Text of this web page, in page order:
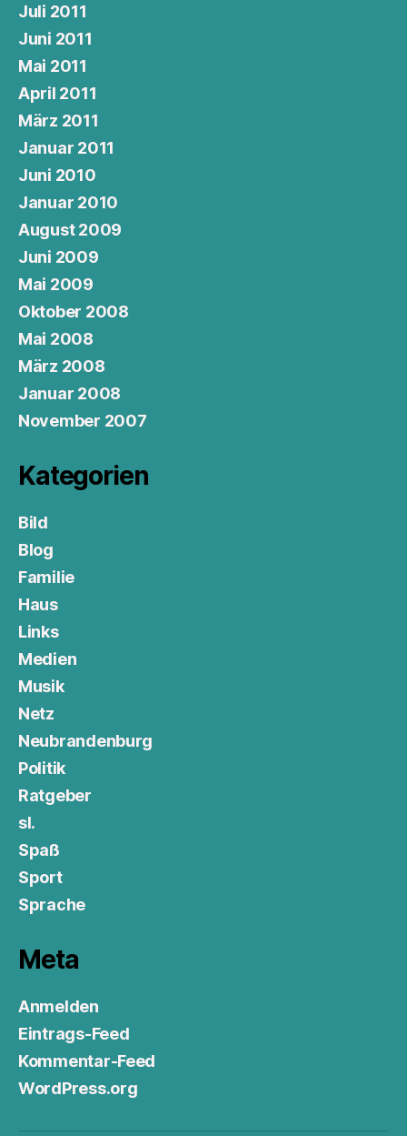
Juli 2011
Juni 2011
Mai 2011
April 2011
März 2011
Januar 2011
Juni 2010
Januar 2010
August 2009
Juni 2009
Mai 2009
Oktober 2008
Mai 2008
März 2008
Januar 2008
November 2007
Kategorien
Bild
Blog
Familie
Haus
Links
Medien
Musik
Netz
Neubrandenburg
Politik
Ratgeber
sl.
Spaß
Sport
Sprache
Meta
Anmelden
Eintrags-Feed
Kommentar-Feed
WordPress.org